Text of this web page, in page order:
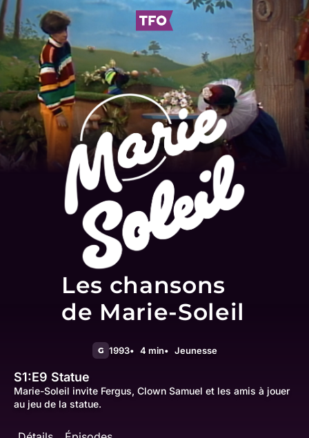
Les chansons
de Marie-Soleil
G 1993 4 min Jeunesse
S1:E9 Statue
Marie-Soleil invite Fergus, Clown Samuel et les amis à jouer
au jeu de la statue.